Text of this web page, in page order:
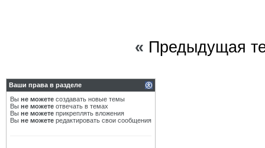
« Предыдущая
Ваши права в разделе
Вы не можете создавать новые темы
Вы не можете отвечать в темах
Вы не можете прикреплять вложения
Вы не можете редактировать свои сообщения